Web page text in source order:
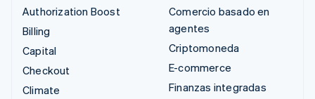
Authorization Boost
Billing
Capital
Checkout
Climate
Comercio basado en
agentes
Criptomoneda
E-commerce
Finanzas integradas